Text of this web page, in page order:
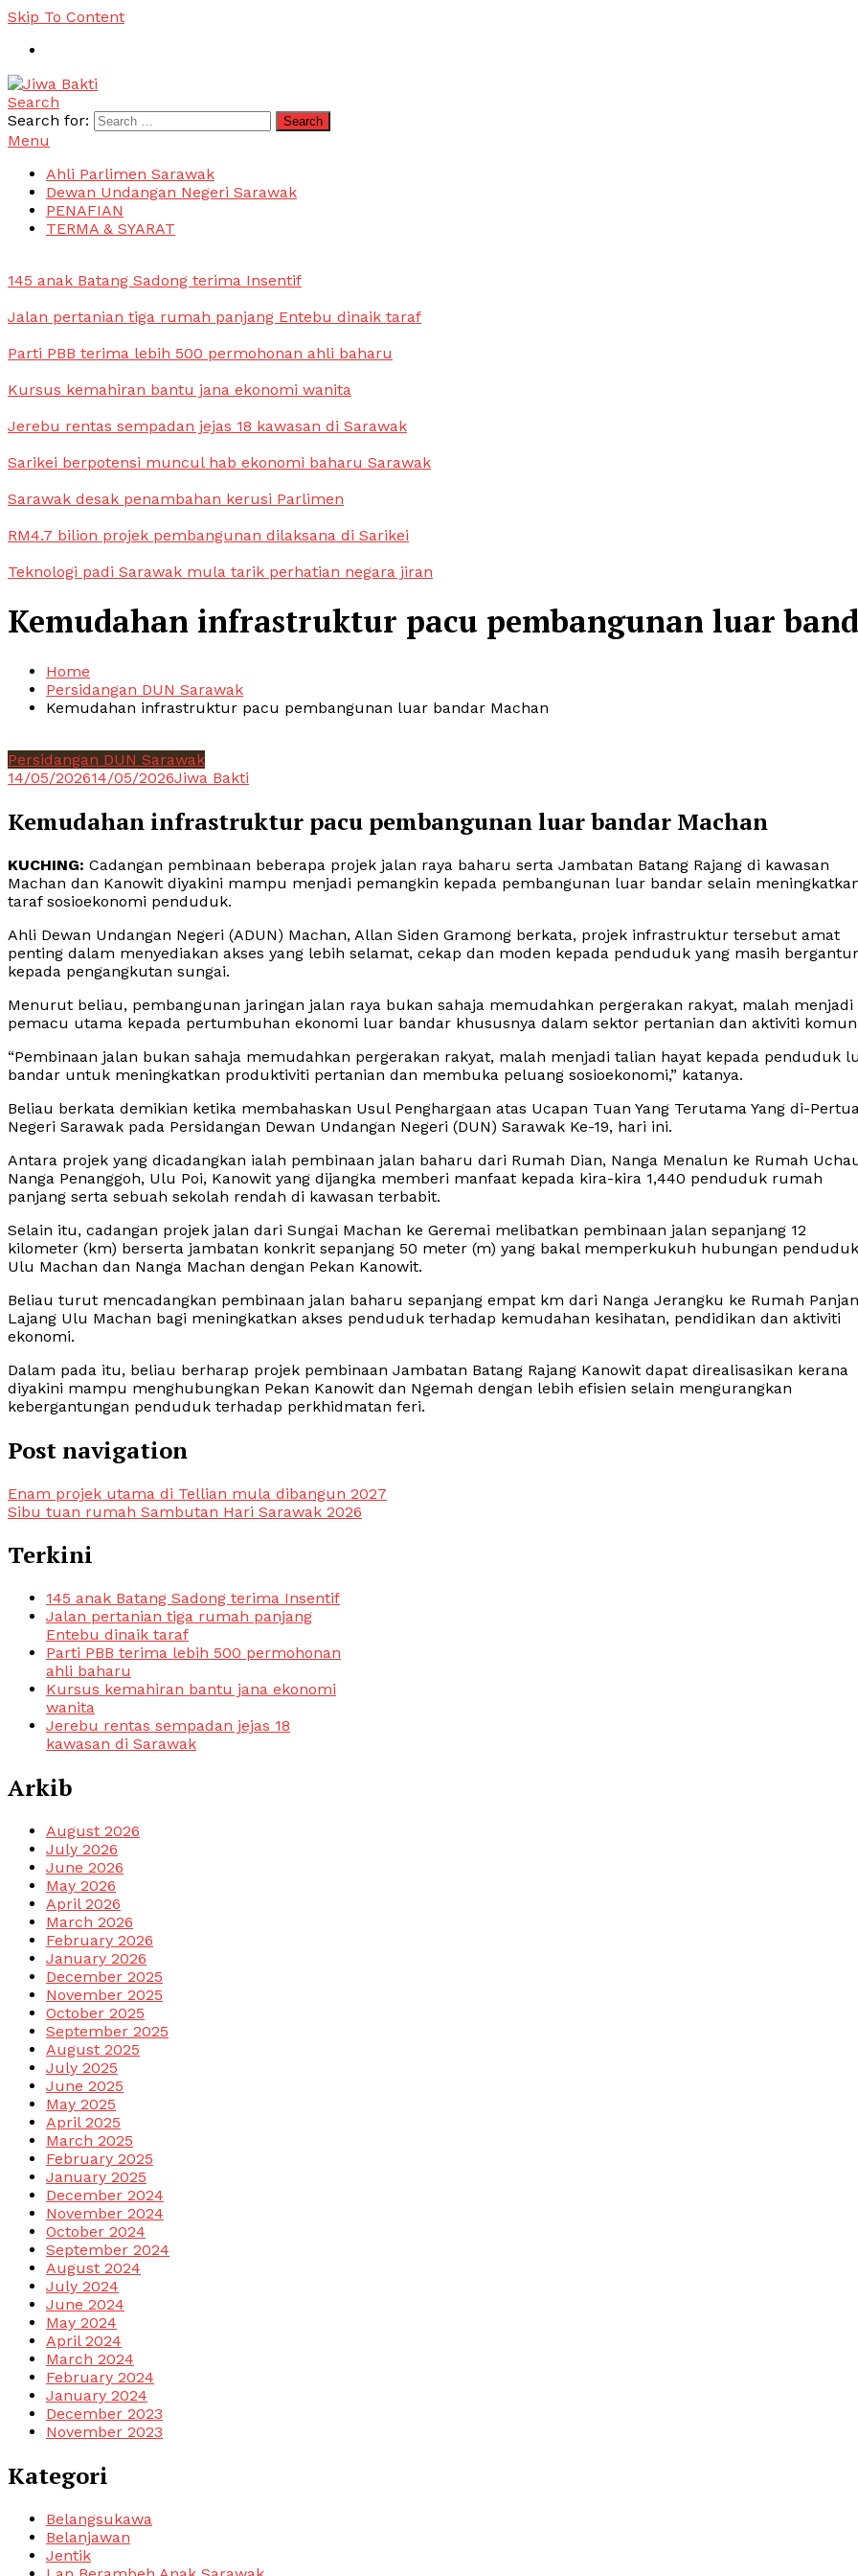
Skip To Content
Jiwa Bakti
Suara PBB Sarawak
Search
Search for:
Menu
Ahli Parlimen Sarawak
Dewan Undangan Negeri Sarawak
PENAFIAN
TERMA & SYARAT
145 anak Batang Sadong terima Insentif
Jalan pertanian tiga rumah panjang Entebu dinaik taraf
Parti PBB terima lebih 500 permohonan ahli baharu
Kursus kemahiran bantu jana ekonomi wanita
Jerebu rentas sempadan jejas 18 kawasan di Sarawak
Sarikei berpotensi muncul hab ekonomi baharu Sarawak
Sarawak desak penambahan kerusi Parlimen
RM4.7 bilion projek pembangunan dilaksana di Sarikei
Teknologi padi Sarawak mula tarik perhatian negara jiran
Kemudahan infrastruktur pacu pembangunan luar
Home
Persidangan DUN Sarawak
Kemudahan infrastruktur pacu pembangunan luar bandar Machan
Persidangan DUN Sarawak
14/05/202614/05/2026Jiwa Bakti
Kemudahan infrastruktur pacu pembangunan luar bandar Machan
KUCHING: Cadangan pembinaan beberapa projek jalan raya baharu serta Jambatan Batang Rajang di kawasan
Machan dan Kanowit diyakini mampu menjadi pemangkin kepada pembangunan luar bandar selain
taraf sosioekonomi penduduk.
Ahli Dewan Undangan Negeri (ADUN) Machan, Allan Siden Gramong berkata, projek infrastruktur tersebut amat
penting dalam menyediakan akses yang lebih selamat, cekap dan moden kepada penduduk yang masih
kepada pengangkutan sungai.
Menurut beliau, pembangunan jaringan jalan raya bukan sahaja memudahkan pergerakan rakyat, malah menjadi
pemacu utama kepada pertumbuhan ekonomi luar bandar khususnya dalam sektor pertanian dan aktiviti
“Pembinaan jalan bukan sahaja memudahkan pergerakan rakyat, malah menjadi talian hayat kepada penduduk
bandar untuk meningkatkan produktiviti pertanian dan membuka peluang sosioekonomi,” katanya.
Beliau berkata demikian ketika membahaskan Usul Penghargaan atas Ucapan Tuan Yang Terutama Yang di-
Negeri Sarawak pada Persidangan Dewan Undangan Negeri (DUN) Sarawak Ke-19, hari ini.
Antara projek yang dicadangkan ialah pembinaan jalan baharu dari Rumah Dian, Nanga Menalun ke Rumah
Nanga Penanggoh, Ulu Poi, Kanowit yang dijangka memberi manfaat kepada kira-kira 1,440 penduduk rumah
panjang serta sebuah sekolah rendah di kawasan terbabit.
Selain itu, cadangan projek jalan dari Sungai Machan ke Geremai melibatkan pembinaan jalan sepanjang 12
kilometer (km) berserta jambatan konkrit sepanjang 50 meter (m) yang bakal memperkukuh hubungan penduduk
Ulu Machan dan Nanga Machan dengan Pekan Kanowit.
Beliau turut mencadangkan pembinaan jalan baharu sepanjang empat km dari Nanga Jerangku ke Rumah
Lajang Ulu Machan bagi meningkatkan akses penduduk terhadap kemudahan kesihatan, pendidikan dan aktiviti
ekonomi.
Dalam pada itu, beliau berharap projek pembinaan Jambatan Batang Rajang Kanowit dapat direalisasikan kerana
diyakini mampu menghubungkan Pekan Kanowit dan Ngemah dengan lebih efisien selain mengurangkan
kebergantungan penduduk terhadap perkhidmatan feri.
Post navigation
Enam projek utama di Tellian mula dibangun 2027
Sibu tuan rumah Sambutan Hari Sarawak 2026
Terkini
145 anak Batang Sadong terima Insentif
Jalan pertanian tiga rumah panjang
Entebu dinaik taraf
Parti PBB terima lebih 500 permohonan
ahli baharu
Kursus kemahiran bantu jana ekonomi
wanita
Jerebu rentas sempadan jejas 18
kawasan di Sarawak
Arkib
August 2026
July 2026
June 2026
May 2026
April 2026
March 2026
February 2026
January 2026
December 2025
November 2025
October 2025
September 2025
August 2025
July 2025
June 2025
May 2025
April 2025
March 2025
February 2025
January 2025
December 2024
November 2024
October 2024
September 2024
August 2024
July 2024
June 2024
May 2024
April 2024
March 2024
February 2024
January 2024
December 2023
November 2023
Kategori
Belangsukawa
Belanjawan
Jentik